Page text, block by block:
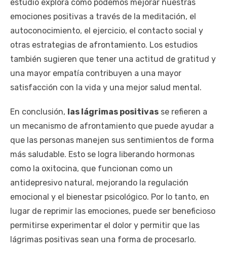
estudio explora cómo podemos mejorar nuestras
emociones positivas a través de la meditación, el
autoconocimiento, el ejercicio, el contacto social y
otras estrategias de afrontamiento. Los estudios
también sugieren que tener una actitud de gratitud y
una mayor empatía contribuyen a una mayor
satisfacción con la vida y una mejor salud mental.
En conclusión, las lágrimas positivas se refieren a
un mecanismo de afrontamiento que puede ayudar a
que las personas manejen sus sentimientos de forma
más saludable. Esto se logra liberando hormonas
como la oxitocina, que funcionan como un
antidepresivo natural, mejorando la regulación
emocional y el bienestar psicológico. Por lo tanto, en
lugar de reprimir las emociones, puede ser beneficioso
permitirse experimentar el dolor y permitir que las
lágrimas positivas sean una forma de procesarlo.